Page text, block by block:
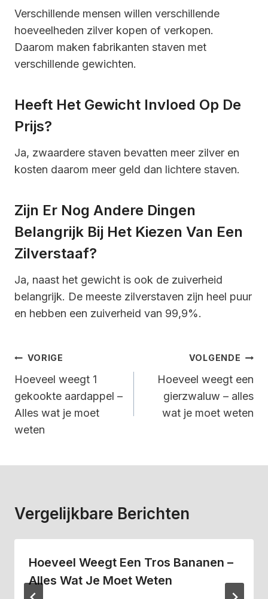
Verschillende mensen willen verschillende
hoeveelheden zilver kopen of verkopen.
Daarom maken fabrikanten staven met
verschillende gewichten.
Heeft Het Gewicht Invloed Op De
Prijs?
Ja, zwaardere staven bevatten meer zilver en
kosten daarom meer geld dan lichtere staven.
Zijn Er Nog Andere Dingen
Belangrijk Bij Het Kiezen Van Een
Zilverstaaf?
Ja, naast het gewicht is ook de zuiverheid
belangrijk. De meeste zilverstaven zijn heel puur
en hebben een zuiverheid van 99,9%.
Bericht
Navigatie
VORIGE
Hoeveel weegt 1
gekookte aardappel –
Alles wat je moet
weten
VOLGENDE
Hoeveel weegt een
gierzwaluw – alles
wat je moet weten
Vergelijkbare Berichten
Hoeveel Weegt Een Tros Bananen –
Alles Wat Je Moet Weten